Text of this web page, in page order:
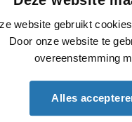
website gebruikt
Door onze website te
overeenstemming
Alles